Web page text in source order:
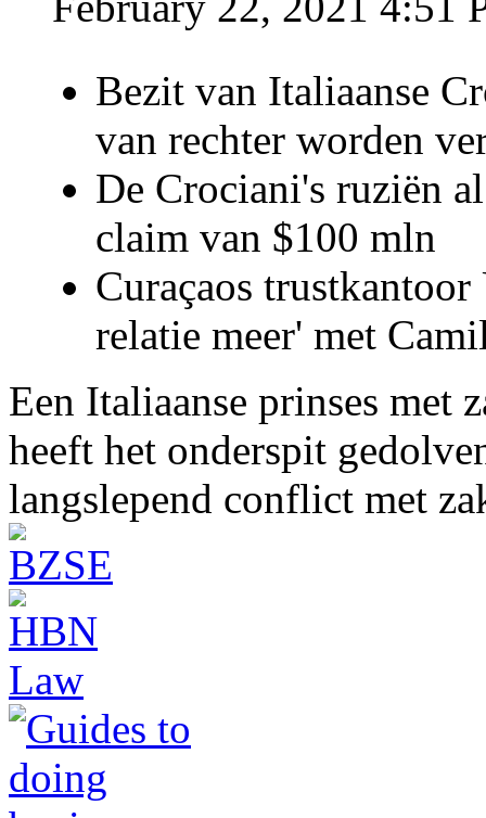
Bezit van Italiaanse
van rechter worden
De Crociani's ruziën
claim van $100 mln
Curaçaos
relatie meer' met
Een Italiaanse prinses met
heeft het onderspit
langslepend conflict met